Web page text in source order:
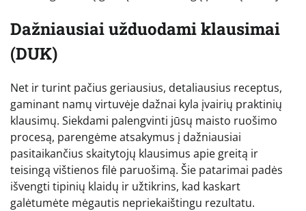
Dažniausiai užduodami klausimai
(DUK)
Net ir turint pačius geriausius, detaliausius receptus,
gaminant namų virtuvėje dažnai kyla įvairių praktinių
klausimų. Siekdami palengvinti jūsų maisto ruošimo
procesą, parengėme atsakymus į dažniausiai
pasitaikančius skaitytojų klausimus apie greitą ir
teisingą vištienos filė paruošimą. Šie patarimai padės
išvengti tipinių klaidų ir užtikrins, kad kaskart
galėtumėte mėgautis nepriekaištingu rezultatu.